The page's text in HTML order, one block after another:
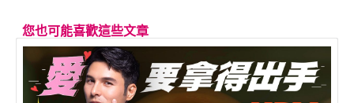
您也可能喜歡這些文章